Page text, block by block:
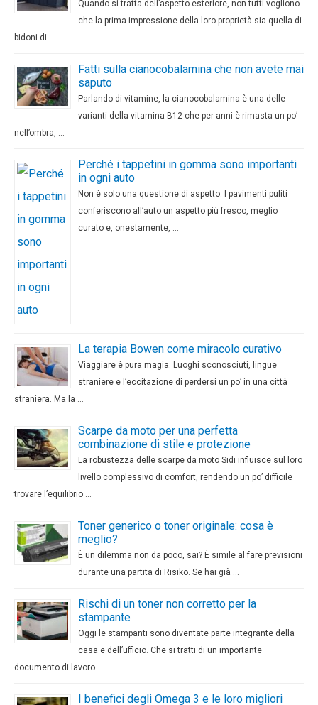
Quando si tratta dell’aspetto esteriore, non tutti vogliono
che la prima impressione della loro proprietà sia quella di
bidoni di …
Fatti sulla cianocobalamina che non avete mai
saputo
Parlando di vitamine, la cianocobalamina è una delle
varianti della vitamina B12 che per anni è rimasta un po’
nell’ombra, …
Perché i tappetini in gomma sono importanti
in ogni auto
Non è solo una questione di aspetto. I pavimenti puliti
conferiscono all’auto un aspetto più fresco, meglio
curato e, onestamente, …
La terapia Bowen come miracolo curativo
Viaggiare è pura magia. Luoghi sconosciuti, lingue
straniere e l’eccitazione di perdersi un po’ in una città
straniera. Ma la …
Scarpe da moto per una perfetta
combinazione di stile e protezione
La robustezza delle scarpe da moto Sidi influisce sul loro
livello complessivo di comfort, rendendo un po’ difficile
trovare l’equilibrio …
Toner generico o toner originale: cosa è
meglio?
È un dilemma non da poco, sai? È simile al fare previsioni
durante una partita di Risiko. Se hai già …
Rischi di un toner non corretto per la
stampante
Oggi le stampanti sono diventate parte integrante della
casa e dell’ufficio. Che si tratti di un importante
documento di lavoro …
I benefici degli Omega 3 e le loro migliori